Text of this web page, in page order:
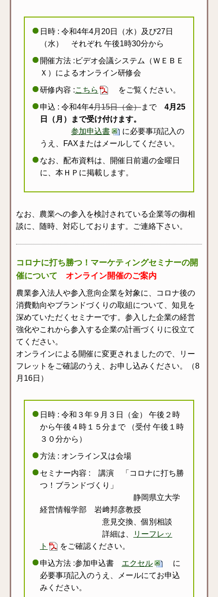
日時 : 令和4年4月20日（水）及び27日
（水） それぞれ 午後1時30分から
開催方法 :ビデオ会議システム（ＷＥＢＥ
Ｘ）によるオンライン研修会
研修内容 :こちら をご覧ください。
申込 : 令和4年4月15日（金）まで 4月25
日（月）まで受け付けます。
参加申込書
に必要事項記入の
うえ、FAXまたはメールしてください。
なお、配布資料は、開催日前週の金曜日
に、本ＨＰに掲載します。
なお、農業への参入を検討されている企業等の御相
談に、随時、対応しております。ご連絡下さい。
コロナに打ち勝つ！マーケティングセミナーの開
催について オンライン開催のご案内
農業参入法人や参入意向企業を対象に、コロナ後の
消費動向やブランドづくりの取組について、知見を
深めていただくセミナーです。参入した企業の経営
強化やこれから参入する企業の計画づくりに役立て
てください。
オンラインによる開催に変更されましたので、リー
フレットをご確認のうえ、お申し込みください。（8
月16日）
日時 : 令和３年９月３日（金） 午後２時
から午後４時１５分まで （受付 午後１時
３０分から）
方法 : オンライン又は会場
セミナー内容 : 講演 「コロナに打ち勝
つ！ブランドづくり」
静岡県立大学
経営情報学部 岩﨑邦彦教授
意見交換、個別相談
詳細は、
リーフレッ
ト
をご確認ください。
申込方法 :参加申込書 エクセル
に
必要事項記入のうえ、メールにてお申込
みください。